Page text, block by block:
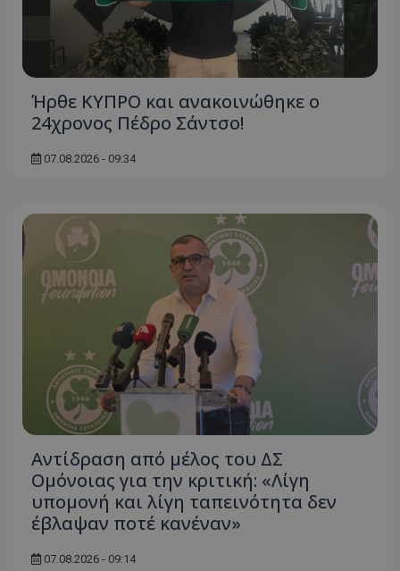
Ήρθε ΚΥΠΡΟ και ανακοινώθηκε ο
24χρονος Πέδρο Σάντσο!
07.08.2026 - 09:34
Αντίδραση από μέλος του ΔΣ
Ομόνοιας για την κριτική: «Λίγη
υπομονή και λίγη ταπεινότητα δεν
έβλαψαν ποτέ κανέναν»
07.08.2026 - 09:14